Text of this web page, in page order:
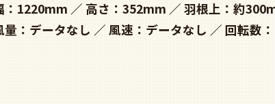
：1220mm 高さ：352mm 羽根上：約
量：データなし
風速：データなし 回転数